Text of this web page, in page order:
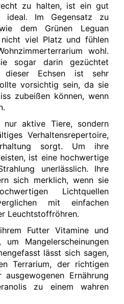
zu halten, ist ein gut
ideal. Im Gegensatz zu
dem Grünen Leguan
viel Platz und fühlen
wohl.
sogar darin gezüchtet
Echsen ist sehr
vorsichtig sein, da sie
zubeißen können, wenn
nur aktive Tiere, sondern
Verhaltensrepertoire,
sorgt. Um ihre
ist eine hochwertige
unerlässlich. Ihre
sich merklich, wenn sie
Lichtquellen
mit einfachen
Leuchtstoffröhren.
Futter Vitamine und
um Mangelerscheinungen
lässt sich sagen,
Terrarium, der richtigen
Ernährung
zu einem wahren